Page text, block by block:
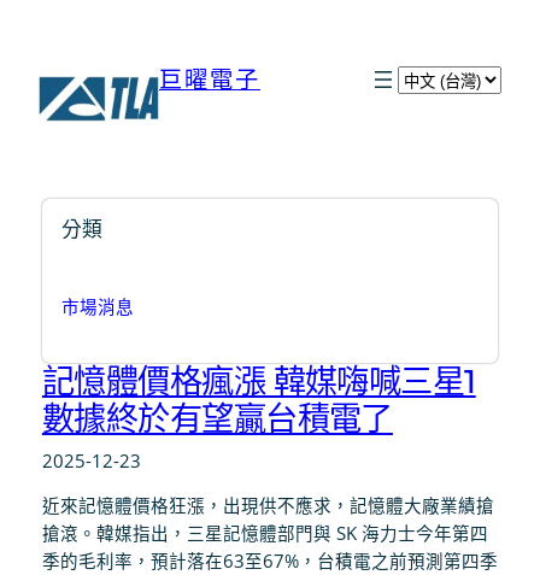
巨曜電子
選
分類
市場消息
記憶體價格瘋漲 韓媒嗨喊三星1
數據終於有望贏台積電了
2025-12-23
近來記憶體價格狂漲，出現供不應求，記憶體大廠業績搶
搶滾。韓媒指出，三星記憶體部門與 SK 海力士今年第四
季的毛利率，預計落在63至67%，台積電之前預測第四季